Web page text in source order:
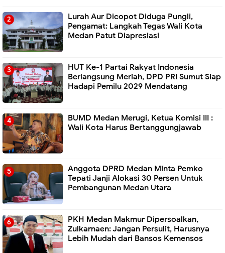
Lurah Aur Dicopot Diduga Pungli,
Pengamat: Langkah Tegas Wali Kota
Medan Patut Diapresiasi
HUT Ke-1 Partai Rakyat Indonesia
Berlangsung Meriah, DPD PRI Sumut Siap
Hadapi Pemilu 2029 Mendatang
BUMD Medan Merugi, Ketua Komisi III :
Wali Kota Harus Bertanggungjawab
Anggota DPRD Medan Minta Pemko
Tepati Janji Alokasi 30 Persen Untuk
Pembangunan Medan Utara
PKH Medan Makmur Dipersoalkan,
Zulkarnaen: Jangan Persulit, Harusnya
Lebih Mudah dari Bansos Kemensos